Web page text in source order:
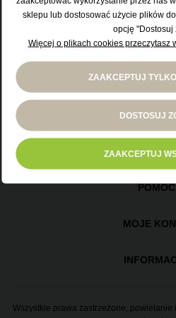
KONTAKT
55 247 63 69
biuro@ndg24.pl
ZAKUPY
POMOC
MOJE
Wszystkie prawa zastrzeżone,
sklepu lub dostosować użycie plików
opcję "Dostosuj
Więcej o plikach cookies przeczytasz
ZAAKCEPTUJ
DOSTOSUJ
ZAAKCEPTUJ